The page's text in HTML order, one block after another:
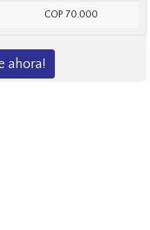
COP 70.000
ahora!